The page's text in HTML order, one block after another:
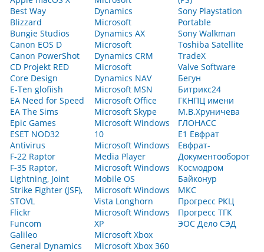
Best Way
Blizzard
Bungie Studios
Canon EOS D
Canon PowerShot
CD Projekt RED
Core Design
E-Ten glofiish
EA Need for Speed
EA The Sims
Epic Games
ESET NOD32
Antivirus
F-22 Raptor
F-35 Raptor,
Lightning, Joint
Strike Fighter (JSF),
STOVL
Flickr
Funcom
Galileo
General Dynamics
Dynamics
Microsoft
Dynamics AX
Microsoft
Dynamics CRM
Microsoft
Dynamics NAV
Microsoft MSN
Microsoft Office
Microsoft Skype
Microsoft Windows
10
Microsoft Windows
Media Player
Microsoft Windows
Mobile OS
Microsoft Windows
Vista Longhorn
Microsoft Windows
XP
Microsoft Xbox
Microsoft Xbox 360
Sony Playstation
Portable
Sony Walkman
Toshiba Satellite
TradeX
Valve Software
Бегун
Битрикс24
ГКНПЦ имени
М.В.Хруничева
ГЛОНАСС
Е1 Евфрат
Евфрат-
Документооборот
Космодром
Байконур
МКС
Прогресс РКЦ
Прогресс ТГК
ЭОС Дело СЭД